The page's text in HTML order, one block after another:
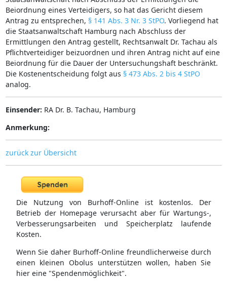
Beiordnung eines Verteidigers, so hat das Gericht diesem
Antrag zu entsprechen, § 141 Abs. 3 Nr. 3 StPO. Vorliegend hat
die Staatsanwaltschaft Hamburg nach Abschluss der
Ermittlungen den Antrag gestellt, Rechtsanwalt Dr. Tachau als
Pflichtverteidiger beizuordnen und ihren Antrag nicht auf eine
Beiordnung für die Dauer der Untersuchungshaft beschränkt.
Die Kostenentscheidung folgt aus § 473 Abs. 2 bis 4 StPO
analog.
Einsender: RA Dr. B. Tachau, Hamburg
Anmerkung:
zurück zur Übersicht
Die Nutzung von Burhoff-Online ist kostenlos. Der
Betrieb der Homepage verursacht aber für Wartungs-,
Verbesserungsarbeiten und Speicherplatz laufende
Kosten.
Wenn Sie daher Burhoff-Online freundlicherweise durch
einen kleinen Obolus unterstützen wollen, haben Sie
hier eine "Spendenmöglichkeit".